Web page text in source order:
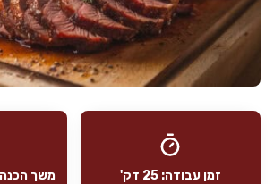
זמן עבודה: 25 דק' משך הכנה: 4 שעות ו-30